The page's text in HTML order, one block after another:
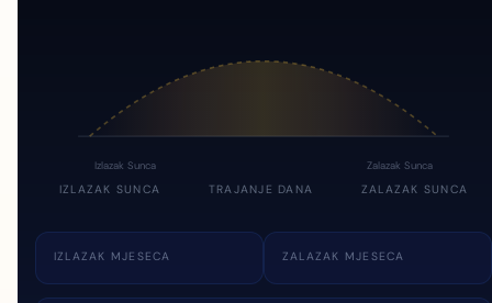
Izlazak Sunca Zalazak Sunca
IZLAZAK SUNCA TRAJANJE DANA ZALAZAK SUNCA
IZLAZAK MJESECA ZALAZAK MJESECA